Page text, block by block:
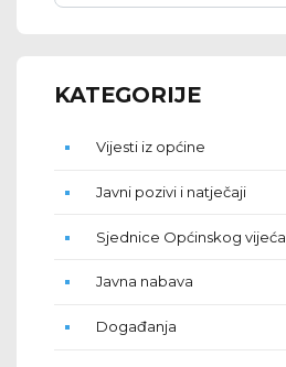
KATEGORIJE
Vijesti iz općine
Javni pozivi i natječaji
Sjednice Općinskog vijeća
Javna nabava
Događanja